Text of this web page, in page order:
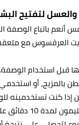
لتفتيح
باتباع الوصفة
العرقسوس مع
قبل استخدام الوصفة.
بالمزيج، أو
إذا كنت تستخدمينه
جيدًا بالماء الفاتر.